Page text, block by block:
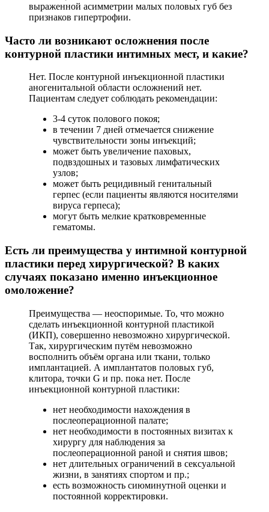
выраженной асимметрии малых половых губ без
признаков гипертрофии.
Часто ли возникают осложнения после
контурной пластики интимных мест, и какие?
Нет. После контурной инъекционной пластики
аногенитальной области осложнений нет.
Пациентам следует соблюдать рекомендации:
3-4 суток полового покоя;
в течении 7 дней отмечается снижение
чувствительности зоны инъекций;
может быть увеличение паховых,
подвздошных и тазовых лимфатических
узлов;
может быть рецидивный генитальный
герпес (если пациенты являются носителями
вируса герпеса);
могут быть мелкие кратковременные
гематомы.
Есть ли преимущества у интимной контурной
пластики перед хирургической? В каких
случаях показано именно инъекционное
омоложение?
Преимущества — неоспоримые. То, что можно
сделать инъекционной контурной пластикой
(ИКП), совершенно невозможно хирургической.
Так, хирургическим путём невозможно
восполнить объём органа или ткани, только
имплантацией. А имплантатов половых губ,
клитора, точки G и пр. пока нет. После
инъекционной контурной пластики:
нет необходимости нахождения в
послеоперационной палате;
нет необходимости в постоянных визитах к
хирургу для наблюдения за
послеоперационной раной и снятия швов;
нет длительных ограничений в сексуальной
жизни, в занятиях спортом и пр.;
есть возможность сиюминутной оценки и
постоянной корректировки.